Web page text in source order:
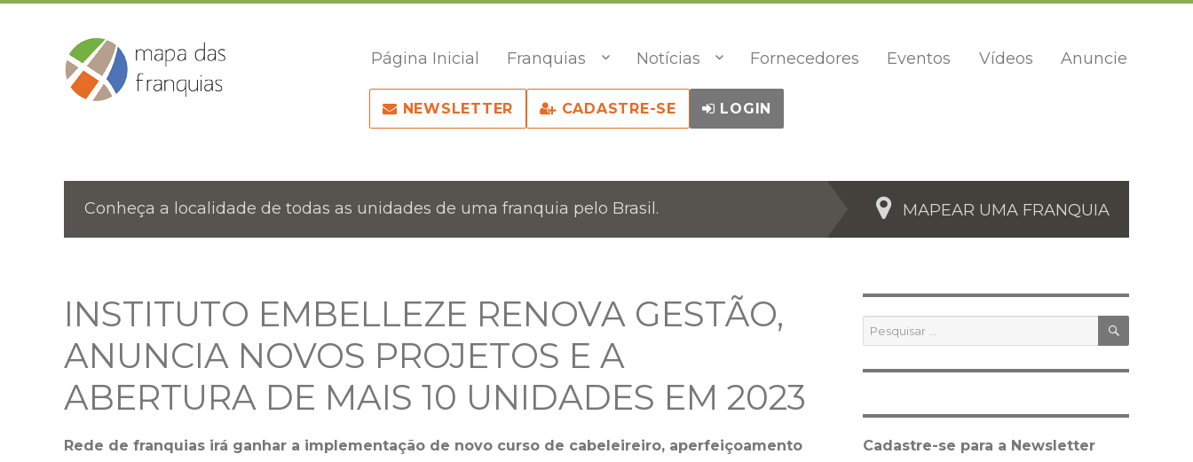
Página Inicial Franquias Notícias Fornecedores Eventos Vídeos Anuncie
NEWSLETTER CADASTRE-SE LOGIN
Conheça a localidade de todas as unidades de uma franquia pelo Brasil. MAPEAR UMA FRANQUIA
INSTITUTO EMBELLEZE RENOVA GESTÃO,
ANUNCIA NOVOS PROJETOS E A
ABERTURA DE MAIS 10 UNIDADES EM 2023
Rede de franquias irá ganhar a implementação de novo curso de cabeleireiro, aperfeiçoamento
Pesquisar
por:
Cadastre-se para a Newsletter